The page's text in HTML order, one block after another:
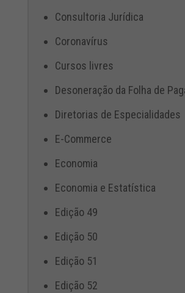
Consultoria Jurídica
Coronavírus
Cursos livres
Desoneração da Folha de
Diretorias de Especialidades
E-Commerce
Economia
Economia e Estatística
Edição 49
Edição 50
Edição 51
Edição 52